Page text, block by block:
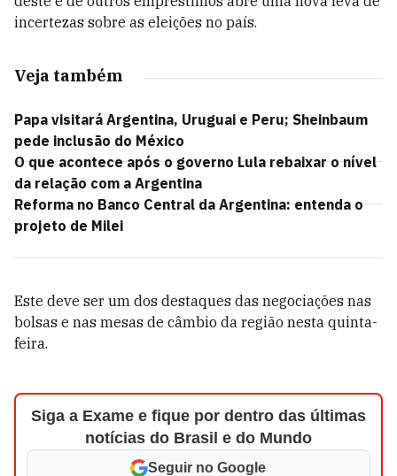
incertezas sobre as eleições no país.
Veja também
Papa visitará Argentina, Uruguai e Peru; Sheinbaum
pede inclusão do México
O que acontece após o governo Lula rebaixar o nível
da relação com a Argentina
Reforma no Banco Central da Argentina: entenda o
projeto de Milei
Este deve ser um dos destaques das negociações nas
bolsas e nas mesas de câmbio da região nesta quinta-
feira.
Siga a Exame e fique por dentro das últimas
notícias do Brasil e do Mundo
Seguir no Google